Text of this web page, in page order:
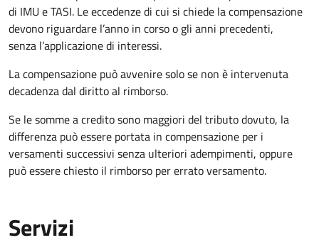
di IMU e TASI. Le eccedenze di cui si chiede la compensazione
devono riguardare l’anno in corso o gli anni precedenti,
senza l’applicazione di interessi.
La compensazione può avvenire solo se non è intervenuta
decadenza dal diritto al rimborso.
Se le somme a credito sono maggiori del tributo dovuto, la
differenza può essere portata in compensazione per i
versamenti successivi senza ulteriori adempimenti, oppure
può essere chiesto il rimborso per errato versamento.
Servizi